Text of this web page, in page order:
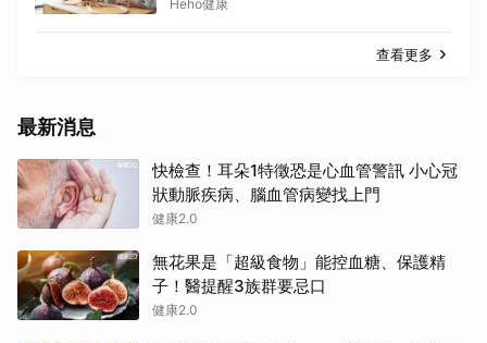
子視力
Heho健康
查看更多
最新消息
快檢查！耳朵1特徵恐是心血管警訊 小心冠
狀動脈疾病、腦血管病變找上門
健康2.0
無花果是「超級食物」能控血糖、保護精
子！醫提醒3族群要忌口
健康2.0